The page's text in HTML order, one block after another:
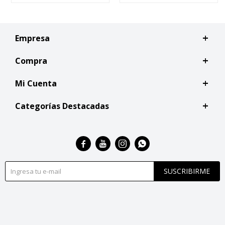
Empresa
Compra
Mi Cuenta
Categorías Destacadas
SUSCRIBIRME
   